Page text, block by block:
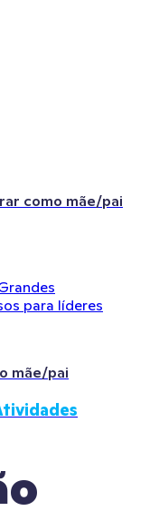
como mãe/pai
para líderes
mãe/pai